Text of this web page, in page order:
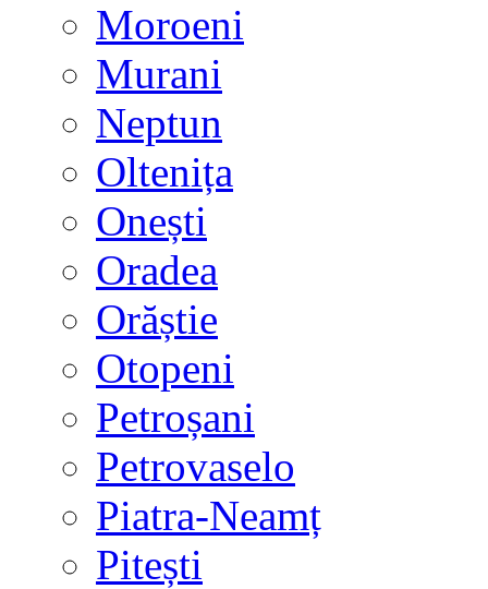
Moroeni
Murani
Neptun
Oltenița
Onești
Oradea
Orăștie
Otopeni
Petroșani
Petrovaselo
Piatra-Neamț
Pitești